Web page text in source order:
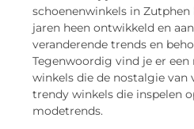
schoenenwinkels in
jaren heen ontwikkeld en
veranderende trends en
Tegenwoordig vind je er
winkels die de nostalgie van
trendy winkels die inspelen
modetrends.